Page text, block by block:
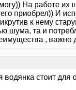
На работе их
приобрел)) И
к нему
шума, та и
, важно
стоит